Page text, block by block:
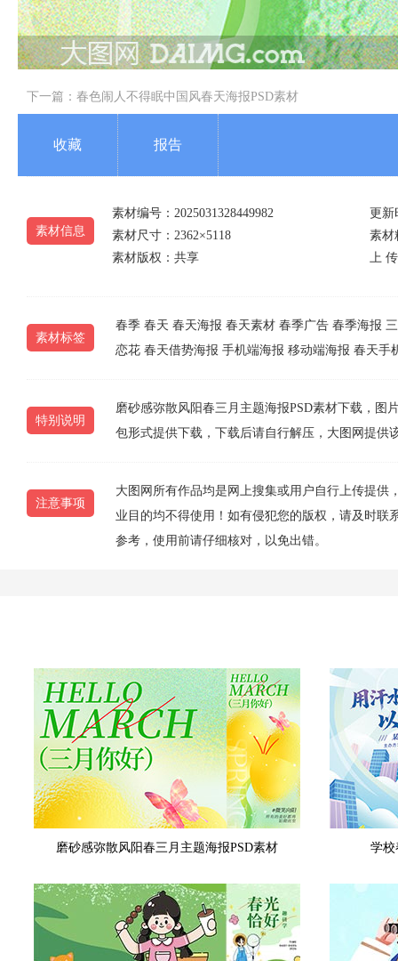
下一篇： 春色闹人不得眠中国风春天海报PSD素材
收藏 报告
素材信息
素材编号：2025031328449982
更新
素材尺寸：2362×5118
素材
素材版权：共享
上
素材标签
春季 春天 春天海报 春天素材 春季广告 春季海报
恋花 春天借势海报 手机端海报 移动端海报 春天手
特别说明
磨砂感弥散风阳春三月主题海报PSD素材下载，图
包形式提供下载，下载后请自行解压，大图网提供
注意事项
大图网所有作品均是网上搜集或用户自行上传提
业目的均不得使用！如有侵犯您的版权，请及时联
参考，使用前请仔细核对，以免出错。
磨砂感弥散风阳春三月主题海报PSD素材 学校